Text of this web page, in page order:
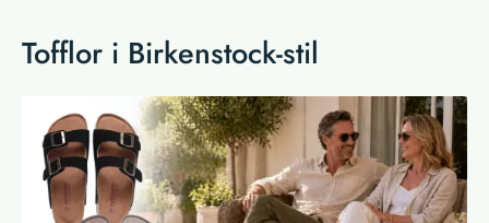
Tofflor i Birkenstock-stil